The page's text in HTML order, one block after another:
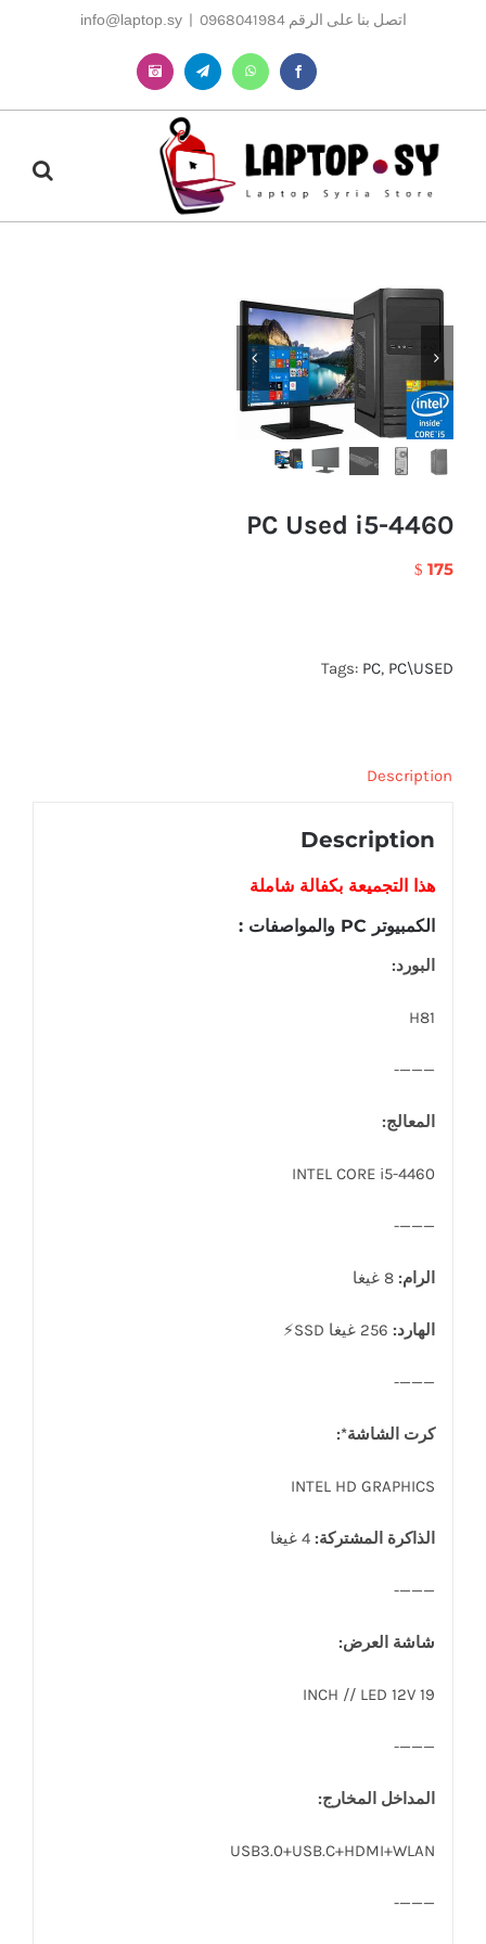
اتصل بنا على الرقم 0968041984 |
info@laptop.sy
Facebook
WhatsApp
Telegram
Instagram
PC Used i5-4460
$ 175
Tags: PC, PC\USED
Description
Description
هذا التجميعة بكفالة شاملة
الكمبيوتر PC والمواصفات :
البورد:
H81
———-
المعالج:
INTEL CORE i5-4460
———-
الرام:
الهارد:
———-
كرت الشاشة*:
INTEL HD GRAPHICS
الذاكرة المشتركة:
———-
شاشة العرض:
19 INCH // LED 12V
———-
المداخل المخارج:
USB3.0+USB.C+HDMI+WLAN
———-